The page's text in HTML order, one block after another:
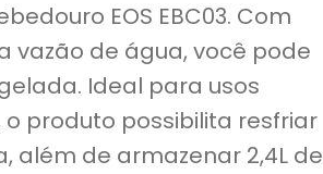
EOS EBC03. Com
vazão de água, você pode
Ideal para usos
produto possibilita resfriar
além de armazenar 2,4L de